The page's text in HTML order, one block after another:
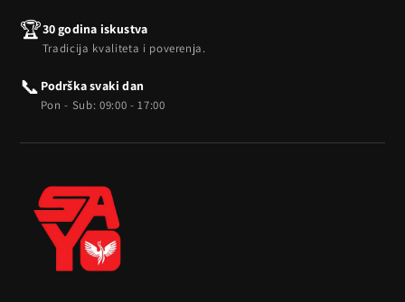
🏆30 godina iskustva
Tradicija kvaliteta i poverenja.
📞 Podrška svaki dan
Pon - Sub: 09:00 - 17:00